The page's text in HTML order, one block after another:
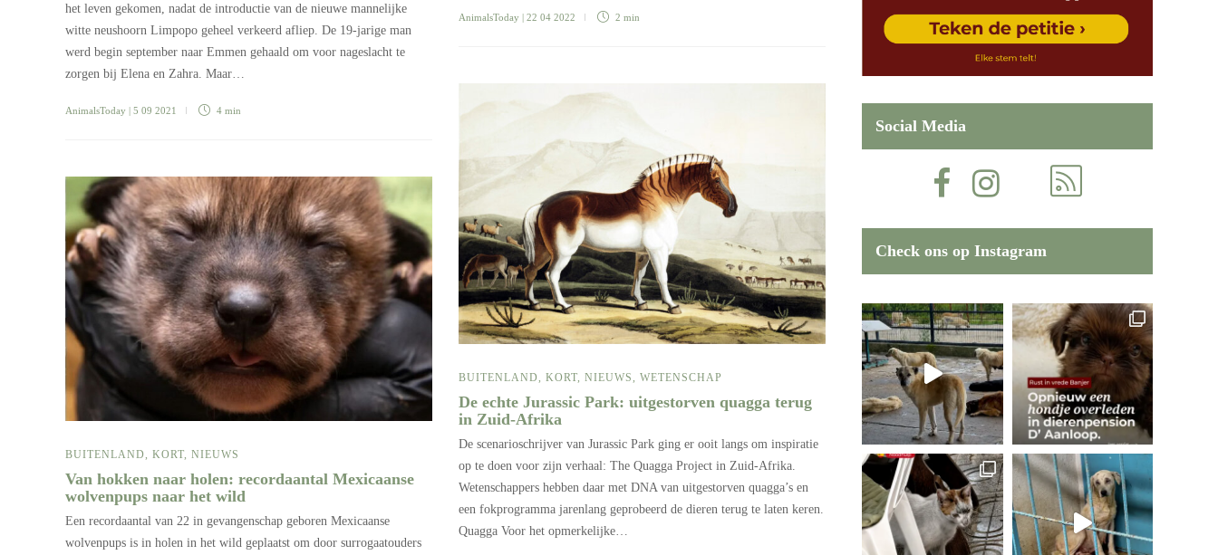
AnimalsToday | 22 04 2022 2 min
het leven gekomen, nadat de introductie van de nieuwe mannelijke
witte neushoorn Limpopo geheel verkeerd afliep. De 19-jarige man
werd begin september naar Emmen gehaald om voor nageslacht te
zorgen bij Elena en Zahra. Maar…
AnimalsToday | 5 09 2021 4 min
BUITENLAND, KORT, NIEUWS, WETENSCHAP
De echte Jurassic Park: uitgestorven quagga terug
in Zuid-Afrika
De scenarioschrijver van Jurassic Park ging er ooit langs om inspiratie
op te doen voor zijn verhaal: The Quagga Project in Zuid-Afrika.
Wetenschappers hebben daar met DNA van uitgestorven quagga’s en
een fokprogramma jarenlang geprobeerd de dieren terug te laten keren.
Quagga Voor het opmerkelijke…
BUITENLAND KORT NIEUWS
Van hokken naar holen: recordaantal Mexicaanse
wolvenpups naar het wild
Een recordaantal van 22 in gevangenschap geboren Mexicaanse
wolvenpups is in holen in het wild geplaatst om door surrogaatouders
Social Media
Check ons op Instagram